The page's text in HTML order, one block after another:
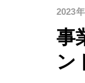
2023
事
ン